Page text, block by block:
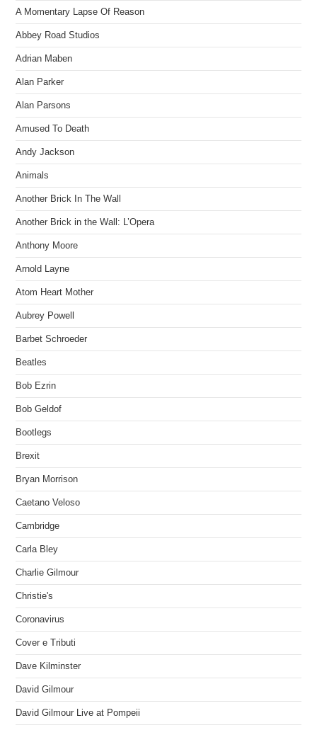
A Momentary Lapse Of Reason
Abbey Road Studios
Adrian Maben
Alan Parker
Alan Parsons
Amused To Death
Andy Jackson
Animals
Another Brick In The Wall
Another Brick in the Wall: L’Opera
Anthony Moore
Arnold Layne
Atom Heart Mother
Aubrey Powell
Barbet Schroeder
Beatles
Bob Ezrin
Bob Geldof
Bootlegs
Brexit
Bryan Morrison
Caetano Veloso
Cambridge
Carla Bley
Charlie Gilmour
Christie's
Coronavirus
Cover e Tributi
Dave Kilminster
David Gilmour
David Gilmour Live at Pompeii